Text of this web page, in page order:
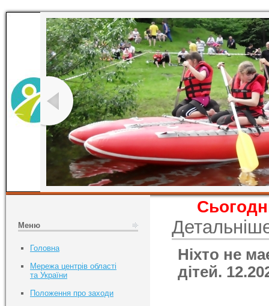
Ніхто не
дітей.
Меню
Головна
Мережа центрів області
та України
Положення про заходи